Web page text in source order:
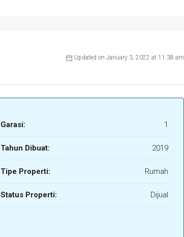
Updated on January 3, 2022 at 11:38 am
Garasi: 1
Tahun Dibuat: 2019
Tipe Properti: Rumah
Status Properti: Dijual